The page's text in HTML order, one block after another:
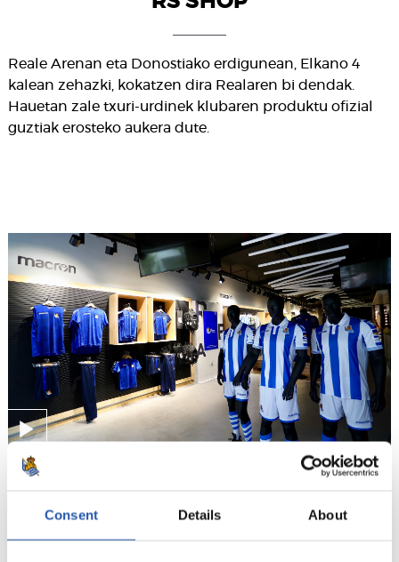
Consent Details About
Reale Arenan eta Donostiako erdigunean, Elkano 4
kalean zehazki, kokatzen dira Realaren bi dendak.
Hauetan zale txuri-urdinek klubaren produktu ofizial
guztiak erosteko aukera dute.